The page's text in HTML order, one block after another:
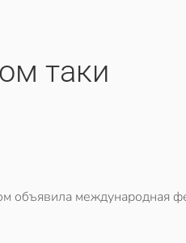
таки
объявила международная